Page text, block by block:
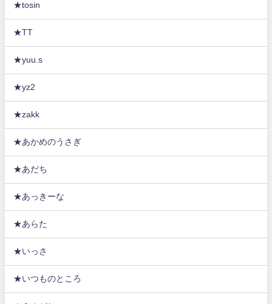
★tosin
★TT
★yuu.s
★yz2
★zakk
★あかめのうさぎ
★あだち
★あっきーな
★あらた
★いっさ
★いつものところ